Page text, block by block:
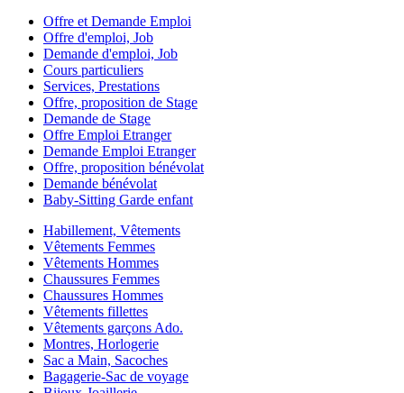
Offre et Demande Emploi
Offre d'emploi, Job
Demande d'emploi, Job
Cours particuliers
Services, Prestations
Offre, proposition de Stage
Demande de Stage
Offre Emploi Etranger
Demande Emploi Etranger
Offre, proposition bénévolat
Demande bénévolat
Baby-Sitting Garde enfant
Habillement, Vêtements
Vêtements Femmes
Vêtements Hommes
Chaussures Femmes
Chaussures Hommes
Vêtements fillettes
Vêtements garçons Ado.
Montres, Horlogerie
Sac a Main, Sacoches
Bagagerie-Sac de voyage